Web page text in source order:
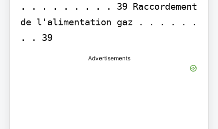
. . . . . . . . . 39 Raccordement
de l'alimentation gaz . . . . . .
. . 39
Advertisements